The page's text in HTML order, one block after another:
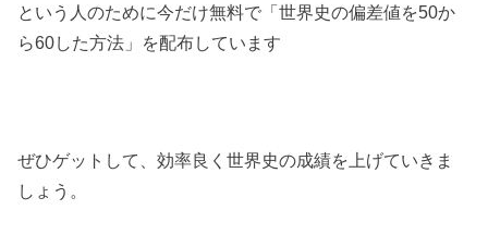
という人のために今だけ無料で「世界史の偏差値を50か
ら60した方法」を配布しています
ぜひゲットして、効率良く世界史の成績を上げていきま
しょう。